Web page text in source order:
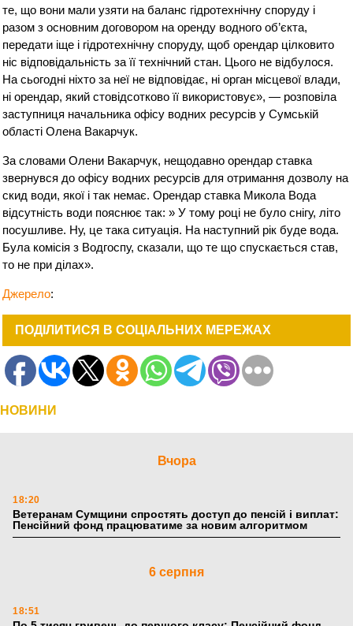
те, що вони мали узяти на баланс гідротехнічну споруду і
разом з основним договором на оренду водного об’єкта,
передати іще і гідротехнічну споруду, щоб орендар цілковито
ніс відповідальність за її технічний стан. Цього не відбулося.
На сьогодні ніхто за неї не відповідає, ні орган місцевої влади,
ні орендар, який стовідсотково її використовує», — розповіла
заступниця начальника офісу водних ресурсів у Сумській
області Олена Вакарчук.
За словами Олени Вакарчук, нещодавно орендар ставка
звернувся до офісу водних ресурсів для отримання дозволу на
скид води, якої і так немає. Орендар ставка Микола Вода
відсутність води пояснює так: » У тому році не було снігу, літо
посушливе. Ну, це така ситуація. На наступний рік буде вода.
Була комісія з Водгоспу, сказали, що те що спускається став,
то не при ділах».
Джерело:
ПОДІЛИТИСЯ В СОЦІАЛЬНИХ МЕРЕЖАХ
НОВИНИ
Вчора
18:20
Ветеранам Сумщини спростять доступ до пенсій і виплат:
Пенсійний фонд працюватиме за новим алгоритмом
6 серпня
18:51